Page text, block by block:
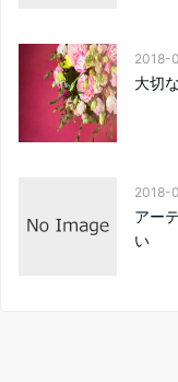
2018-
大切
2018-
アー
い